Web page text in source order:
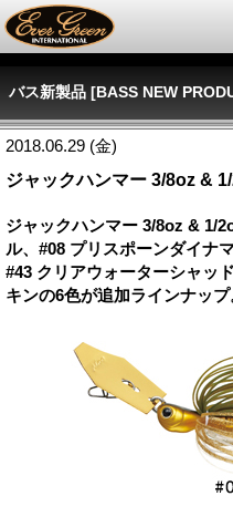
バス新製品 [BASS NEW
2018.06.29 (金)
ジャックハンマー 3/8oz &
ジャックハンマー 3/8oz & 1/
ル、#08 プリスポーンダイナ
#43 クリアウォーターシャッ
キンの6色が追加ラインナップ